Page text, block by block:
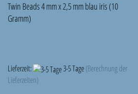
Twin Beads 4 mm x 2,5 mm blau iris (10
Gramm)
Lieferzeit: 3-5 Tage(Berechnung der
Lieferzeiten)